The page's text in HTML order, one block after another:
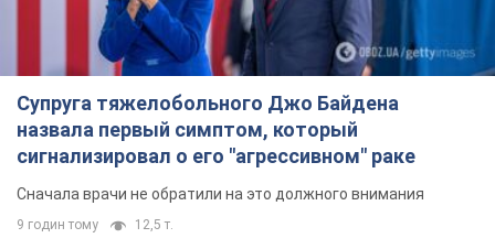
Супруга тяжелобольного Джо Байдена
назвала первый симптом, который
сигнализировал о его "агрессивном" раке
Сначала врачи не обратили на это должного внимания
9 годин тому 12,5 т.